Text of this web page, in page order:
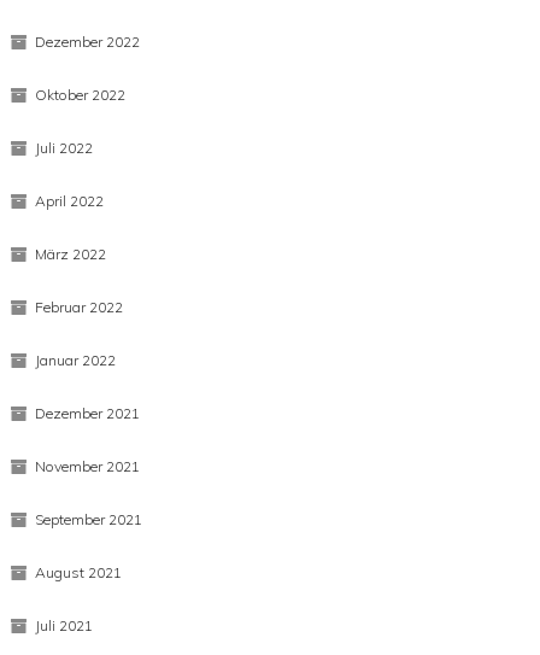
Dezember 2022
Oktober 2022
Juli 2022
April 2022
März 2022
Februar 2022
Januar 2022
Dezember 2021
November 2021
September 2021
August 2021
Juli 2021